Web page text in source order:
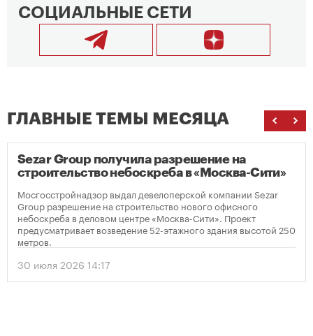
СОЦИАЛЬНЫЕ СЕТИ
ГЛАВНЫЕ ТЕМЫ МЕСЯЦА
Sezar Group получила разрешение на
строительство небоскреба в «Москва-Сити»
Мосгосстройнадзор выдал девелоперской компании Sezar
Group разрешение на строительство нового офисного
небоскреба в деловом центре «Москва-Сити». Проект
предусматривает возведение 52-этажного здания высотой 250
метров.
30 июля 2026 14:17